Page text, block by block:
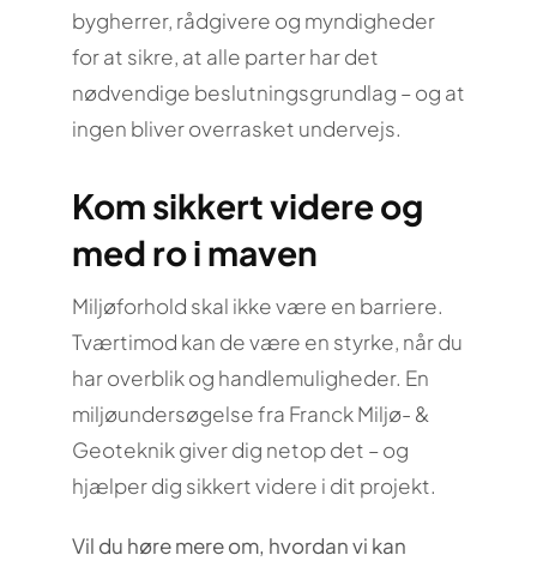
bygherrer, rådgivere og myndigheder
for at sikre, at alle parter har det
nødvendige beslutningsgrundlag – og at
ingen bliver overrasket undervejs.
Kom sikkert videre og
med ro i maven
Miljøforhold skal ikke være en barriere.
Tværtimod kan de være en styrke, når du
har overblik og handlemuligheder. En
miljøundersøgelse fra Franck Miljø- &
Geoteknik giver dig netop det – og
hjælper dig sikkert videre i dit projekt.
Vil du høre mere om, hvordan vi kan